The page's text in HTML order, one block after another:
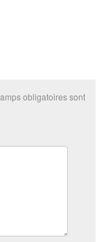
obligatoires sont